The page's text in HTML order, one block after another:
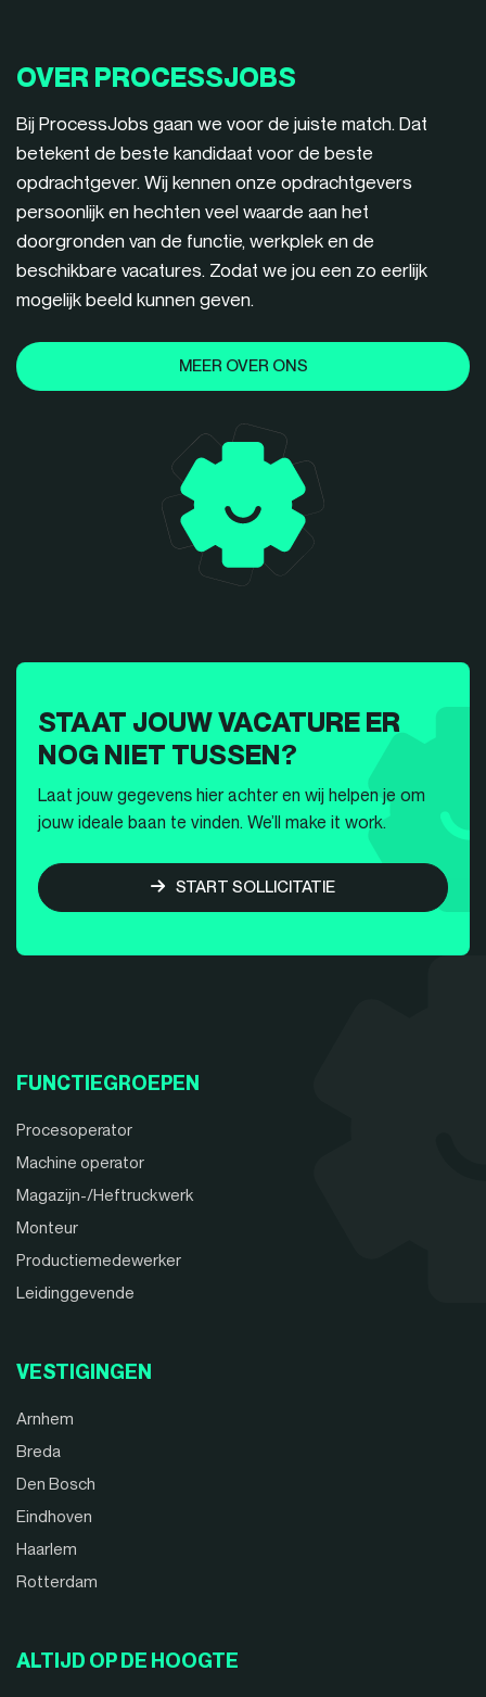
OVER PROCESSJOBS
Bij ProcessJobs gaan we voor de juiste match. Dat
betekent de beste kandidaat voor de beste
opdrachtgever. Wij kennen onze opdrachtgevers
persoonlijk en hechten veel waarde aan het
doorgronden van de functie, werkplek en de
beschikbare vacatures. Zodat we jou een zo eerlijk
mogelijk beeld kunnen geven.
MEER OVER ONS
STAAT JOUW VACATURE ER
NOG NIET TUSSEN?
Laat jouw gegevens hier achter en wij helpen je om
jouw ideale baan te vinden. We’ll make it work.
START SOLLICITATIE
FUNCTIEGROEPEN
Procesoperator
Machine operator
Magazijn-/Heftruckwerk
Monteur
Productiemedewerker
Leidinggevende
VESTIGINGEN
Arnhem
Breda
Den Bosch
Eindhoven
Haarlem
Rotterdam
ALTIJD OP DE HOOGTE